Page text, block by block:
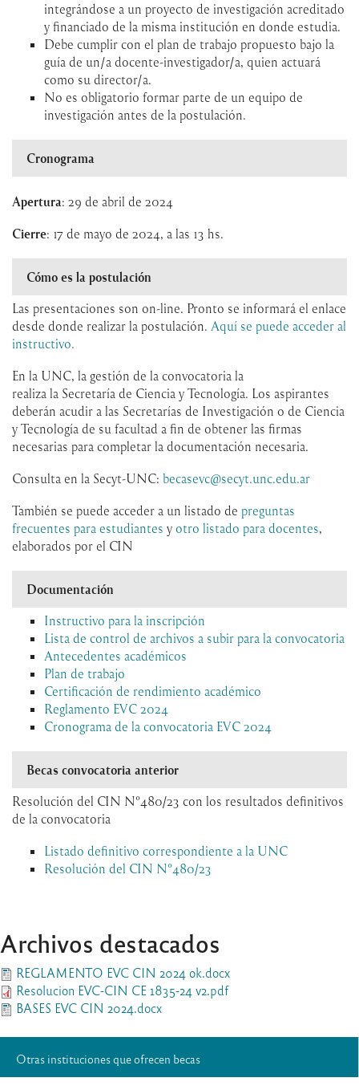
integrándose a un proyecto de investigación acreditado
y financiado de la misma institución en donde estudia.
Debe cumplir con el plan de trabajo propuesto bajo la
guía de un/a docente-investigador/a, quien actuará
como su director/a.
No es obligatorio formar parte de un equipo de
investigación antes de la postulación.
Cronograma
Apertura: 29 de abril de 2024
Cierre: 17 de mayo de 2024, a las 13 hs.
Cómo es la postulación
Las presentaciones son on-line. Pronto se informará el enlace
desde donde realizar la postulación. Aquí se puede acceder al
instructivo.
En la UNC, la gestión de la convocatoria la
realiza la Secretaría de Ciencia y Tecnología. Los aspirantes
deberán acudir a las Secretarías de Investigación o de Ciencia
y Tecnología de su facultad a fin de obtener las firmas
necesarias para completar la documentación necesaria.
Consulta en la Secyt-UNC: becasevc@secyt.unc.edu.ar
También se puede acceder a un listado de preguntas
frecuentes para estudiantes y otro listado para docentes,
elaborados por el CIN
Documentación
Instructivo para la inscripción
Lista de control de archivos a subir para la convocatoria
Antecedentes académicos
Plan de trabajo
Certificación de rendimiento académico
Reglamento EVC 2024
Cronograma de la convocatoria EVC 2024
Becas convocatoria anterior
Resolución del CIN N°480/23 con los resultados definitivos
de la convocatoria
Listado definitivo correspondiente a la UNC
Resolución del CIN N°480/23
Archivos destacados
REGLAMENTO EVC CIN 2024 ok.docx
Resolucion EVC-CIN CE 1835-24 v2.pdf
BASES EVC CIN 2024.docx
Otras instituciones que ofrecen becas